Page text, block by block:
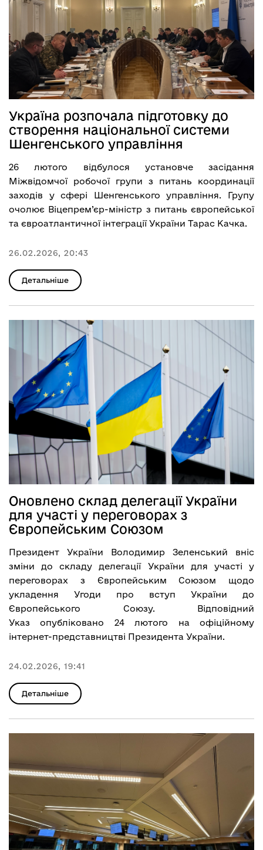
Україна розпочала підготовку до
створення національної системи
Шенгенського управління
26 лютого відбулося установче засідання
Міжвідомчої робочої групи з питань координації
заходів у сфері Шенгенського управління. Групу
очолює Віцепрем’єр-міністр з питань європейської
та євроатлантичної інтеграції України Тарас Качка.
26.02.2026, 20:43
Детальніше
Оновлено склад делегації України
для участі у переговорах з
Європейським Союзом
Президент України Володимир Зеленський вніс
зміни до складу делегації України для участі у
переговорах з Європейським Союзом щодо
укладення Угоди про вступ України до
Європейського Союзу. Відповідний
Указопубліковано 24 лютого на офіційному
інтернет-представництві Президента України.
24.02.2026, 19:41
Детальніше